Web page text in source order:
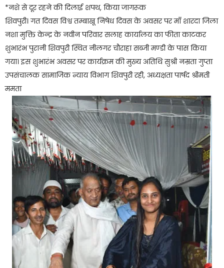
*नशे से दूर रहने की दिलाई शपथ, किया जागरूक
शिवपुरी। गत दिवस विश्व तम्बाखू निषेध दिवस के अवसर पर माँ शारदा जिला
नशा मुक्ति केन्द्र के नवीन परिवार सलाह कार्यालय का फीता काटकर
शुभारंभ पुरानी शिवपुरी स्थित नीलगर चौराहा सब्जी मण्डी के पास किया
गया। इस शुभारंभ अवसर पर कार्यक्रम की मुख्य अतिथि सुश्री नम्रता गुप्ता
उपसंचालक सामाजिक न्याय विभाग शिवपुरी रही, अध्यक्षता पार्षद श्रीमती
ममता